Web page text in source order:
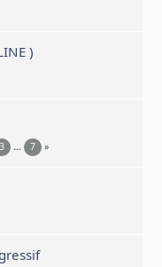
)
3 ... 7 »